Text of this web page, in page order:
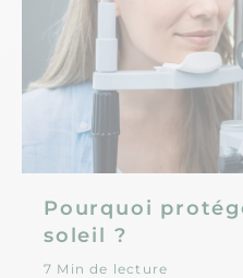
Pourquoi
soleil ?
7 Min de lecture